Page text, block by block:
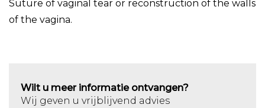
Suture of vaginal tear or reconstruction of the walls
of the vagina.
Wilt u meer informatie ontvangen?
Wij geven u vrijblijvend advies